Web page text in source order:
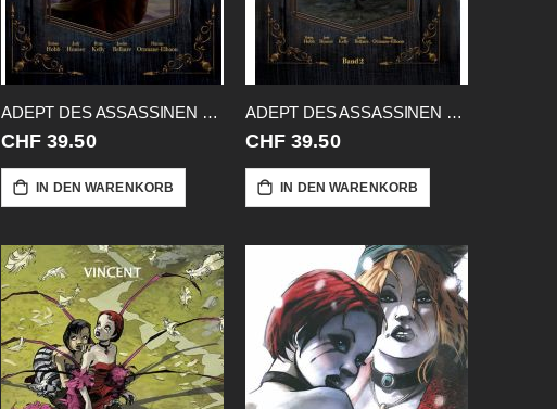
ADEPT DES ASSASSINEN 01 HC GABE
CHF 39.50
IN DEN WARENKORB
ADEPT DES ASSASSINEN 02 HC GABE
CHF 39.50
IN DEN WARENKORB